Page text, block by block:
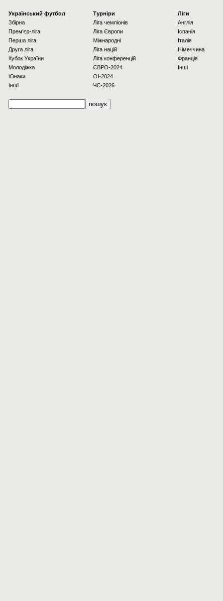
Українcький футбол
Збірна
Прем'єр-ліга
Перша ліга
Друга ліга
Кубок України
Молодіжка
Юнаки
Інші
Турніри
Ліга чемпіонів
Ліга Європи
Міжнародні
Ліга націй
Ліга конференцій
ЄВРО-2024
OI-2024
ЧС-2026
Ліги
Англія
Іспанія
Італія
Німеччина
Франція
Інші